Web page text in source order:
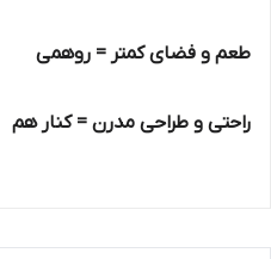
طعم و فضای کمتر = روهمی
راحتی و طراحی مدرن = کنار هم